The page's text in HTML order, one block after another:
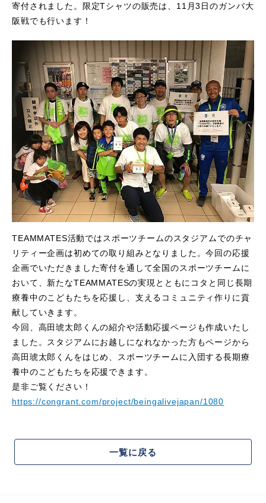
寄付されました。限定Tシャツの販売は、11月3日のガンバ大
阪戦でも行います！
TEAMMATES活動ではスポーツチームのスタジアムでのチャ
リティー企画は初めての取り組みとなりました。今回の応援
企画でいただきました寄付を通して全国のスポーツチームに
おいて、新たなTEAMMATESの実現とともにコタと同じ長期
療養中のこどもたちを応援し、支えるコミュニティ作りに貢
献していきます。
今回、高田琥太郎くんの紹介や活動応援ページも作成いたし
ました。スタジアムにお越しになれなかった方もページから
高田琥太郎くんをはじめ、スポーツチームに入団する長期療
養中のこどもたちを応援できます。
是非ご覧ください！
https://congrant.com/project/beingalivejapan/1080
一覧に戻る